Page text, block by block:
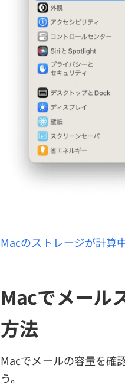
Macのストレージが計算
Macでメール
方法
Macでメールの容量を確
う。